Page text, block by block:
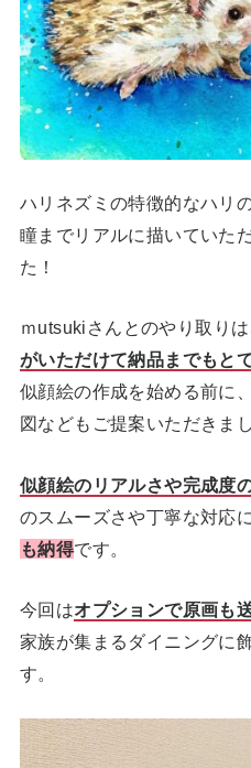
ハリネズミの特徴的なハリ
瞳までリアルに描いていた
た！
ｍutsukiさんとのやり取りは
がいただけて納品までもと
似顔絵の作成を始める前に
図などもご提案いただきまし
似顔絵のリアルさや完成度
のスムーズさや丁寧な対応
も納得です。
今回はオプションで原画も
家族が集まるダイニングに
す。